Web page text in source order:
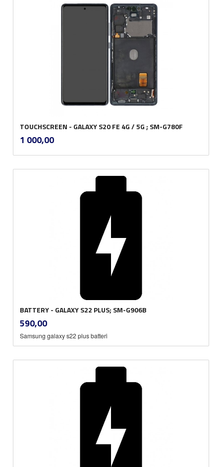
TOUCHSCREEN - GALAXY S20 FE 4G / 5G ; SM-G780F
Pris
1 000,00mva.
BATTERY - GALAXY S22 PLUS; SM-G906B
Pris
590,00mva.
Samsung galaxy s22 plus batteri